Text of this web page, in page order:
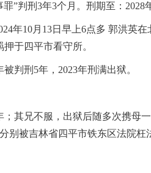
罪”判刑 3年3个月。刑期至： 2028
年10月 13日早上6点多 郭洪英在
于四平市看守所。
被判刑 5年， 2023年刑满出狱。
；其兄不服，出狱后随多次携母
别被吉林省四平市铁东区法院枉